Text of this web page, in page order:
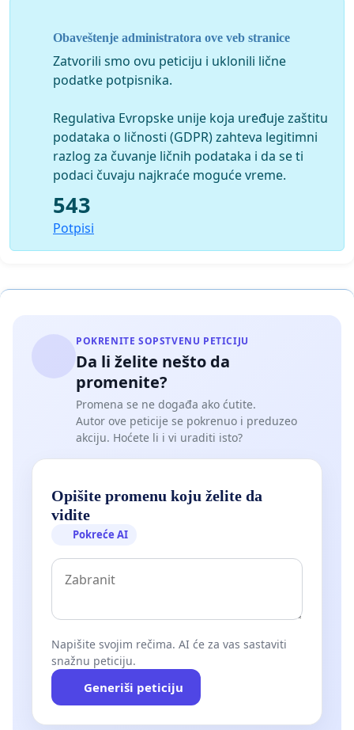
Women in politics:
http://www.ipu.org/pdf/publications/wmnmap14_en.pdf
Obaveštenje administratora ove veb stranice
Zatvorili smo ovu peticiju i uklonili lične
podatke potpisnika.
Regulativa Evropske unije koja uređuje zaštitu
podataka o ličnosti (GDPR) zahteva legitimni
razlog za čuvanje ličnih podataka i da se ti
podaci čuvaju najkraće moguće vreme.
543
Potpisi
POKRENITE SOPSTVENU PETICIJU
Da li želite nešto da
promenite?
Promena se ne događa ako ćutite.
Autor ove peticije se pokrenuo i preduzeo
akciju. Hoćete li i vi uraditi isto?
Opišite promenu koju želite da
vidite
Pokreće AI
Napišite svojim rečima. AI će za vas sastaviti
snažnu peticiju.
Generiši peticiju